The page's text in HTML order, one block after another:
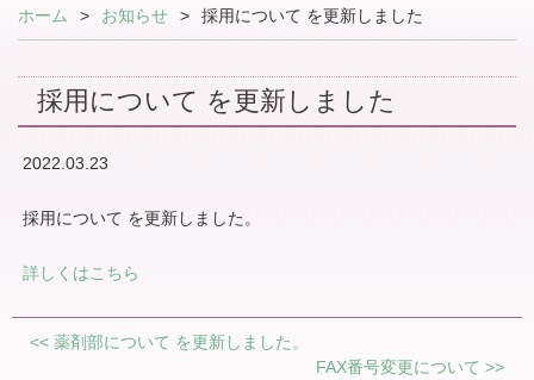
ホーム お知らせ 採用について を更新しました
採用について を更新しました
2022.03.23
採用について を更新しました。
詳しくはこちら
<< 薬剤部について を更新しました。
FAX番号変更について >>